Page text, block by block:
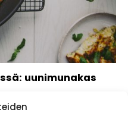
uunimunakas
ruokavaliota aina
luonnostaan uteliaita,...